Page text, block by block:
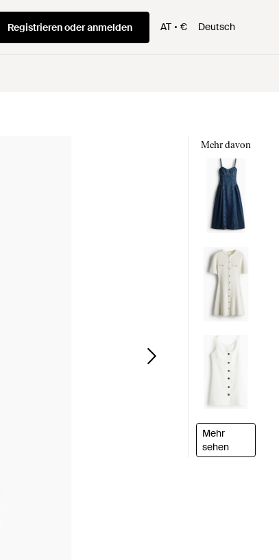
Registrieren oder anmelden AT € Deutsch
Mehr davon
Mehr
sehen